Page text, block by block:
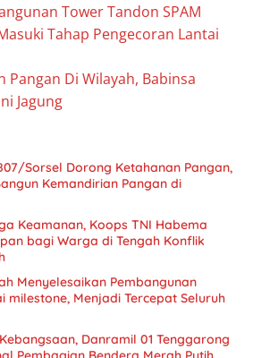
Tower Tandon SPAM
Tahap Pengecoran Lantai
Pangan Di Wilayah, Babinsa
Jagung
Sorsel Dorong Ketahanan Pangan,
Kemandirian Pangan di
Keamanan, Koops TNI Habema
bagi Warga di Tengah Konflik
Menyelesaikan Pembangunan
milestone, Menjadi Tercepat Seluruh
Danramil 01 Tenggarong